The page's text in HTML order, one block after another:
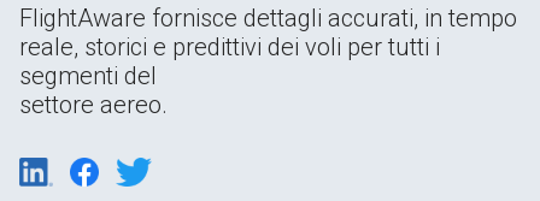
FlightAware fornisce dettagli accurati, in tempo
reale, storici e predittivi dei voli per tutti i
segmenti del
settore aereo.